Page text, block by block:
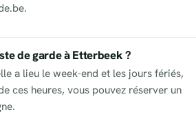
de garde à Etterbeek ?
a lieu le week-end et les jours fériés,
ces heures, vous pouvez réserver un